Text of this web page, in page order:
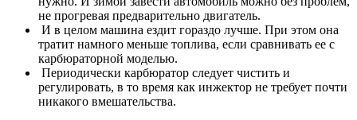
не прогревая предварительно двигатель.
​ И в целом машина ездит гораздо лучше. При этом она
тратит намного меньше топлива, если сравнивать ее с
карбюраторной моделью.
​ Периодически карбюратор следует чистить и
регулировать, в то время как инжектор не требует почти
никакого вмешательства.